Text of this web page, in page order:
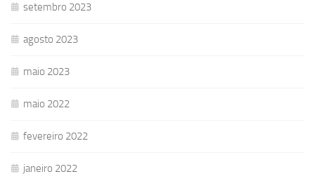
setembro 2023
agosto 2023
maio 2023
maio 2022
fevereiro 2022
janeiro 2022